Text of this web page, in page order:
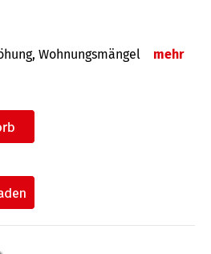
Wohnungsmängel mehr